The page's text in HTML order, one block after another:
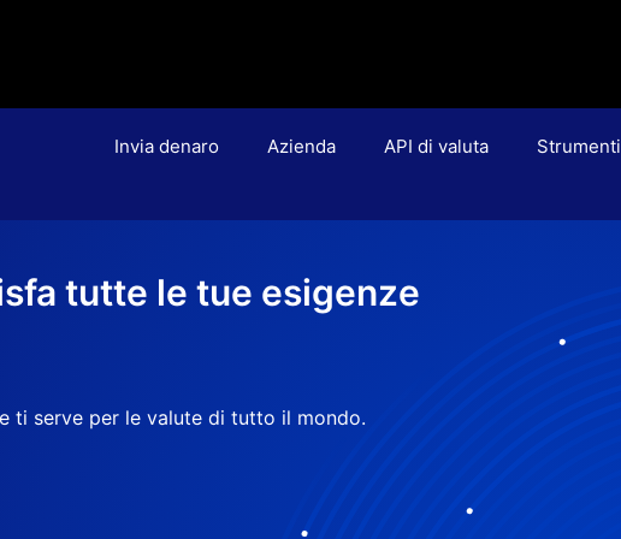
Invia denaro Azienda API di valuta Strumenti
tutte le tue esigenze
ti serve per le valute di tutto il mondo.